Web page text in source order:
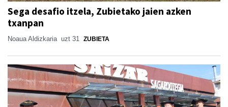
Sega desafio itzela, Zubietako jaien azken
txanpan
Noaua Aldizkaria uzt 31 ZUBIETA